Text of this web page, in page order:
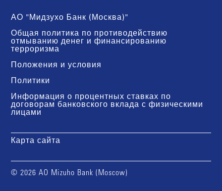
АО "Мидзухо Банк (Москва)"
Общая политика по противодействию
отмыванию денег и финансированию
терроризма
Положения и условия
Политики
Информация о процентных ставках по
договорам банковского вклада с физическими
лицами
Карта сайта
© 2026 AO Mizuho Bank (Moscow)